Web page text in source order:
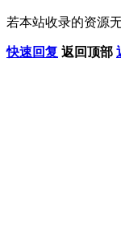
若本站收录的资源
快速回复 返回顶部